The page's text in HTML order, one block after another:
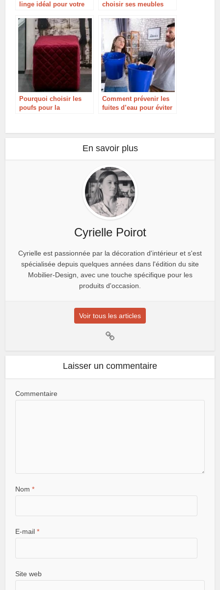
linge idéal pour votre
choisir ses meubles
pièce?
Pourquoi choisir les
poufs pour la
Comment prévenir les
fuites d’eau pour éviter
En savoir plus
Cyrielle Poirot
Cyrielle est passionnée par la décoration d'intérieur et s'est
spécialisée depuis quelques années dans l'édition du site
Mobilier-Design, avec une touche spécifique pour les
produits d'occasion.
Voir tous les articles
Laisser un commentaire
Commentaire
Nom*
E-mail*
Site web